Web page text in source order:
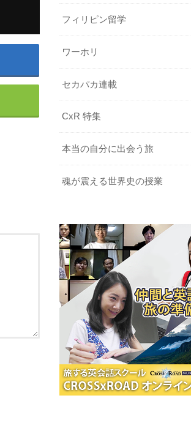
フィリピン留学
ワーホリ
セカパカ連載
CxR 特集
本当の自分に出会う旅
魂が震える世界史の授業